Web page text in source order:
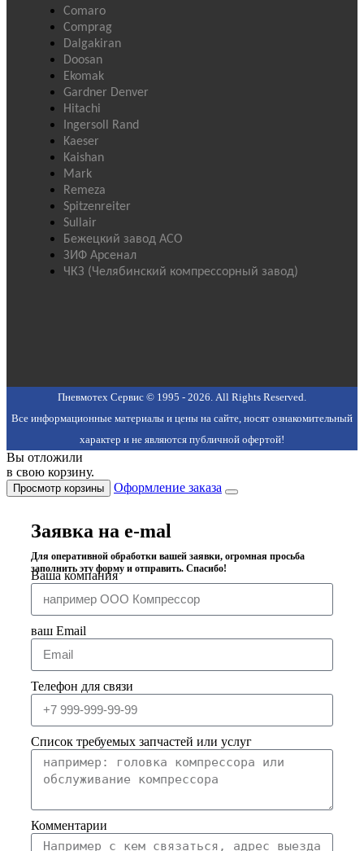
Comaro
Comprag
Dalgakiran
Doosan
Ekomak
Gardner Denver
Hitachi
Ingersoll Rand
Kaeser
Kaishan
Mark
Remeza
Spitzenreiter
Sullair
Бежецкий завод АСО
ЗИФ Арсенал
ЧКЗ (Челябинский компрессорный завод)
Пневмотех Сервис © 1995 - 2026. All Rights Reserved.
Все информационные материалы и цены на сайте, носят ознакомительный
характер и не являются публичной офертой!
Вы отложили
в свою корзину.
Просмотр корзины Оформление заказа
Заявка на e-mal
Для оперативной обработки вашей заявки, огромная просьба
заполнить эту форму и отправить. Спасибо!
Ваша компания
ваш Email
Телефон для связи
Список требуемых запчастей или услуг
Комментарии